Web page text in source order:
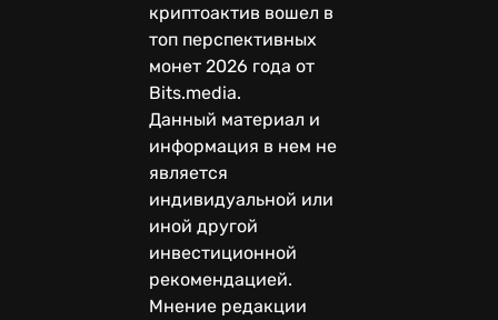
криптоактив вошел в
топ перспективных
монет 2026 года от
Bits.media.
Данный материал и
информация в нем не
является
индивидуальной или
иной другой
инвестиционной
рекомендацией.
Мнение редакции